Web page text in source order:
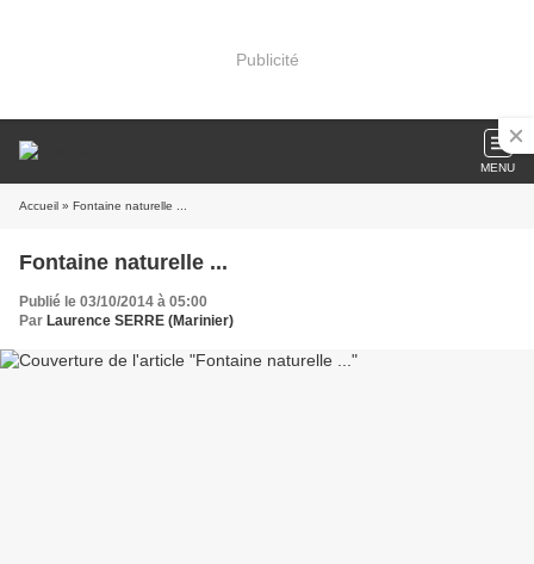
Publicité
MENU
Accueil » Fontaine naturelle ...
Fontaine naturelle ...
Publié le 03/10/2014 à 05:00
Par Laurence SERRE (Marinier)